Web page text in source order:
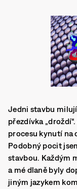
Jedni stavbu
přezdívka
procesu kynutí na
Podobný pocit
stavbou. Každým
a mé dlaně byly
jiným jazykem